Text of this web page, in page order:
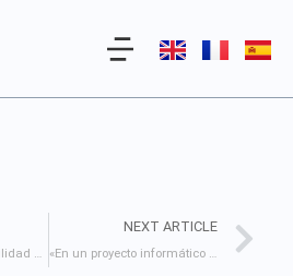
Por qué la comparabilidad de los datos ESG sigue siendo un reto importante ?
NEXT ARTICLE
«En un proyecto informático complejo, los datos constituyen un activo estratégico, no un subproducto». – Análisis del proyecto Alpha.